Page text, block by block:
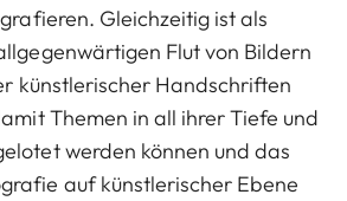
Gleichzeitig ist als
Flut von Bildern
künstlerischer Handschriften
Themen in all ihrer Tiefe und
werden können und das
auf künstlerischer Ebene